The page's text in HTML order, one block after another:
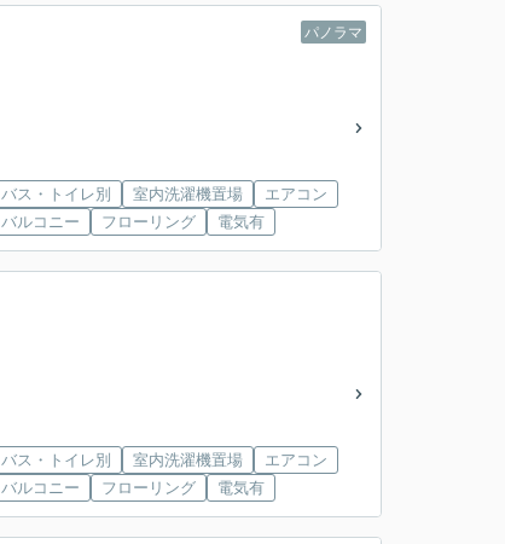
パノラマ
バス・トイレ別 室内洗濯機置場
エアコン
バルコニー
フローリング 電気有
バス・トイレ別 室内洗濯機置場
エアコン
バルコニー
フローリング 電気有